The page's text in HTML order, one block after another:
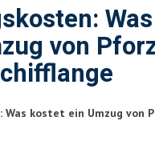
von
: Was kostet ein Umzug von